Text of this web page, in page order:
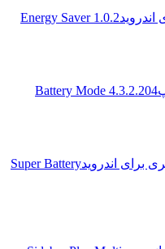
1.0.2 Energy Saver
Battery Mode
اندروید Super Battery